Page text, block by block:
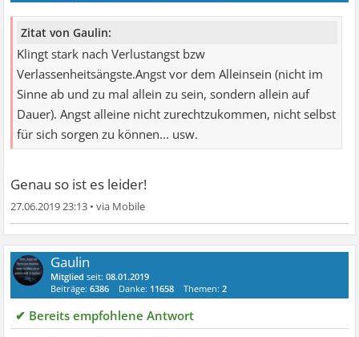
Zitat von Gaulin:
Klingt stark nach Verlustangst bzw
Verlassenheitsängste.Angst vor dem Alleinsein (nicht im
Sinne ab und zu mal allein zu sein, sondern allein auf
Dauer). Angst alleine nicht zurechtzukommen, nicht selbst
für sich sorgen zu können... usw.
Genau so ist es leider!
27.06.2019 23:13 •
Gaulin
Mitglied seit:08.01.2019
Beiträge:6386 Danke: 11658 Themen:2
✔ Bereits empfohlene Antwort